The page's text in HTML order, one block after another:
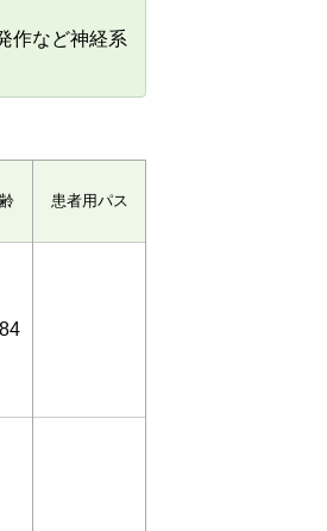
作など神経系
患者用パス